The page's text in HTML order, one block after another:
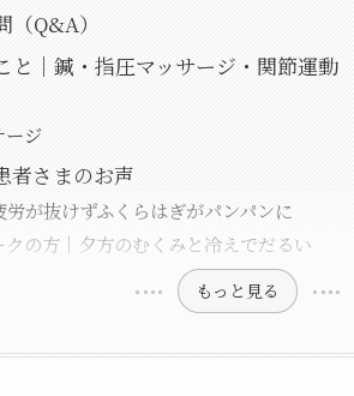
（Q&A）
と｜鍼・指圧マッサージ・関節運動
ージ
者さまのお声
が抜けずふくらはぎがパンパンに
クの方｜夕方のむくみと冷えでだるい
もっと見る